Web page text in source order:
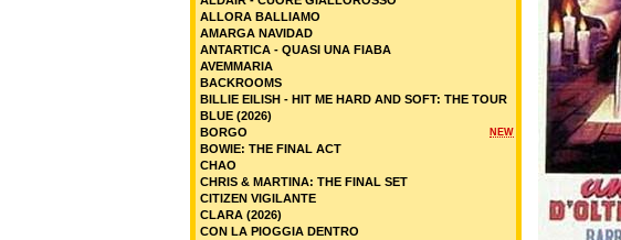
ALLORA BALLIAMO
AMARGA NAVIDAD
ANTARTICA - QUASI UNA FIABA
AVEMMARIA
BACKROOMS
BILLIE EILISH - HIT ME HARD AND SOFT: THE TOUR
BLUE (2026)
NEW
BORGO
BOWIE: THE FINAL ACT
CHAO
CHRIS & MARTINA: THE FINAL SET
CITIZEN VIGILANTE
CLARA (2026)
CON LA PIOGGIA DENTRO